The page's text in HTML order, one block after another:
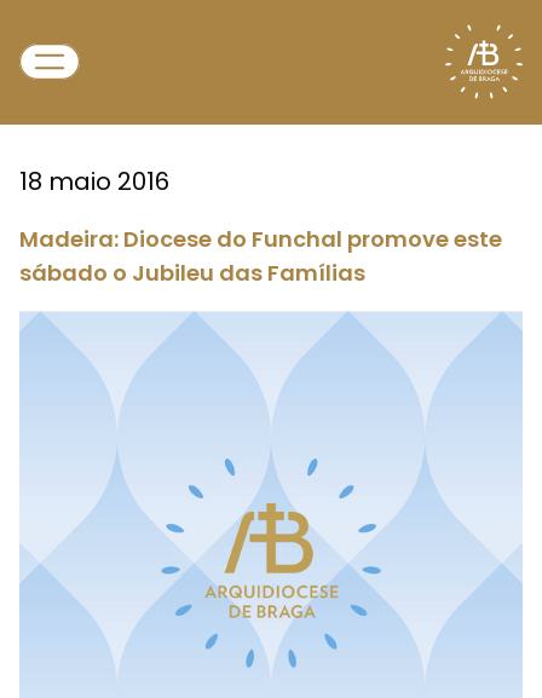
18 maio 2016
Madeira: Diocese do Funchal promove este
sábado o Jubileu das Famílias